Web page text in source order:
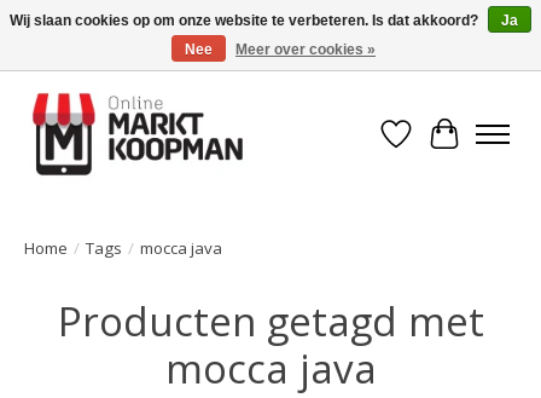
Voor 15:00 besteld, morgen in huis!
Verlanglijst
Home / Tags / mocca java
Producten getagd met
mocca java
Wij slaan cookies op om onze website te verbeteren. Is dat akkoord?
Ja
Nee
Meer over cookies »